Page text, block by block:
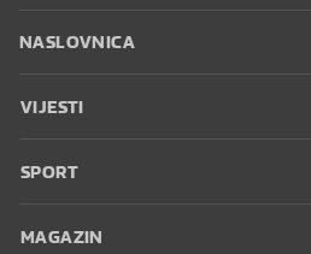
NASLOVNICA
VIJESTI
SPORT
MAGAZIN